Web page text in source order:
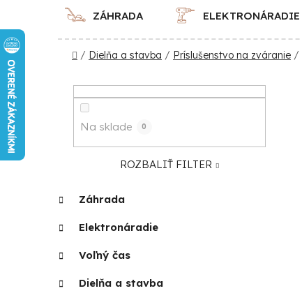
ZÁHRADA ELEKTRONÁRADIE
Domov
/ Dielňa a stavba / Príslušenstvo na zváranie /
a
n
e
Na sklade 0
ROZBALIŤ FILTER
kategórie
a
t
g
r
Záhrada
Elektronáradie
Voľný čas
Dielňa a stavba